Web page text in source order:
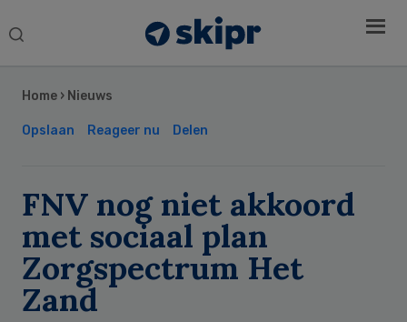
Search
Home › Nieuws
Opslaan Reageer nu Delen
FNV nog niet akkoord
met sociaal plan
Zorgspectrum Het
Zand
Sidebar